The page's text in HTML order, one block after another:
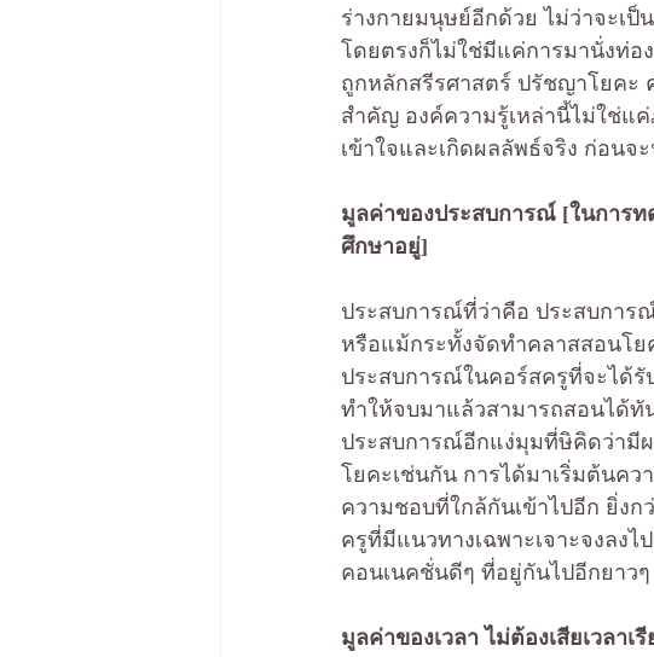
ร่างกายมนุษย์อีกด้วย ไม่ว่าจะเป็
โดยตรงก็ไม่ใช่มีแค่การมานั่งท่อ
ถูกหลักสรีรศาสตร์ ปรัชญาโยคะ
สำคัญ องค์ความรู้เหล่านี้ไม่ใช่แ
เข้าใจและเกิดผลลัพธ์จริง ก่อนจ
มูลค่าของประสบการณ์ [ในการท
ศึกษาอยู่]
ประสบการณ์ที่ว่าคือ ประสบการ
หรือแม้กระทั้งจัดทำคลาสสอนโย
ประสบการณ์ในคอร์สครูที่จะได้
ทำให้จบมาแล้วสามารถสอนได้
ประสบการณ์อีกแง่มุมที่ษิคิดว่ามี
โยคะเช่นกัน การได้มาเริ่มต้นค
ความชอบที่ใกล้กันเข้าไปอีก ยิ่ง
ครูที่มีแนวทางเฉพาะเจาะจงลง
คอนเนคชั่นดีๆ ที่อยู่กันไปอีกยาว
มูลค่าของเวลา ไม่ต้องเสียเวลา